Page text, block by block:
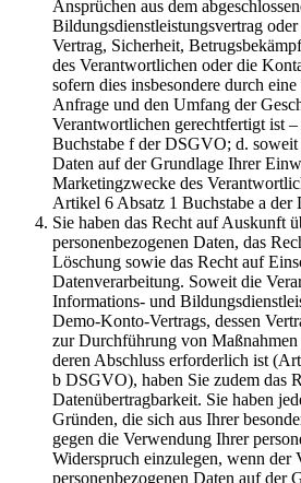
Ansprüchen aus dem
Bildungsdienstleistungsvertrag
Vertrag, Sicherheit,
des Verantwortlichen oder die
sofern dies insbesondere durch
Anfrage und den Umfang der
Verantwortlichen gerechtfertigt ist
Buchstabe f der DSGVO; d. soweit
Daten auf der Grundlage Ihrer
Marketingzwecke des
Artikel 6 Absatz 1 Buchstabe a der
Sie haben das Recht auf Auskunft
personenbezogenen Daten, das
Löschung sowie das Recht auf
Datenverarbeitung. Soweit die
Informations- und
Demo-Konto-Vertrags, dessen
zur Durchführung von
deren Abschluss erforderlich ist
b DSGVO), haben Sie zudem das
Datenübertragbarkeit. Sie haben
Gründen, die sich aus Ihrer
gegen die Verwendung Ihrer
Widerspruch einzulegen, wenn der
personenbezogenen Daten auf der